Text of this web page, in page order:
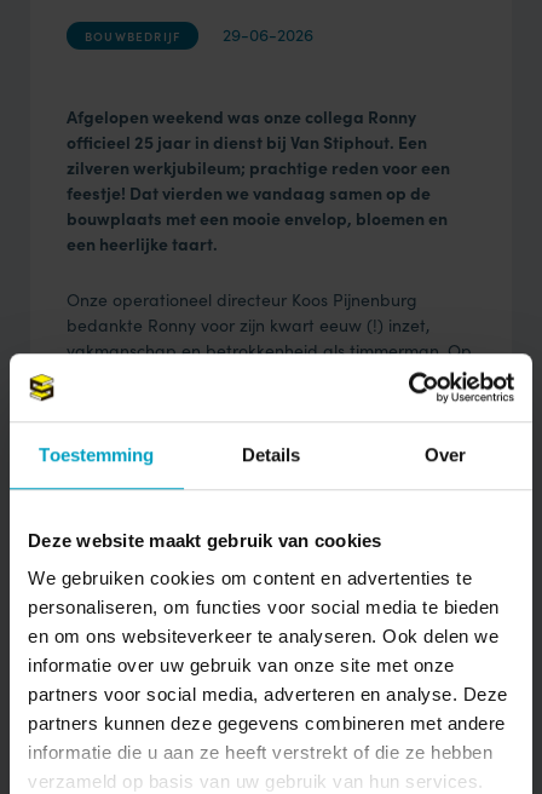
Toestemming Details Over
Deze website maakt gebruik van cookies
We gebruiken cookies om content en advertenties te
personaliseren, om functies voor social media te bieden
en om ons websiteverkeer te analyseren. Ook delen we
informatie over uw gebruik van onze site met onze
partners voor social media, adverteren en analyse. Deze
partners kunnen deze gegevens combineren met andere
informatie die u aan ze heeft verstrekt of die ze hebben
verzameld op basis van uw gebruik van hun services.
BOUWBEDRIJF 29-06-2026
Afgelopen weekend was onze collega Ronny
officieel 25 jaar in dienst bij Van Stiphout. Een
zilveren werkjubileum; prachtige reden voor een
feestje! Dat vierden we vandaag samen op de
bouwplaats met een mooie envelop, bloemen en
een heerlijke taart.
Onze operationeel directeur Koos Pijnenburg
bedankte Ronny voor zijn kwart eeuw (!) inzet,
vakmanschap en betrokkenheid als timmerman. Op